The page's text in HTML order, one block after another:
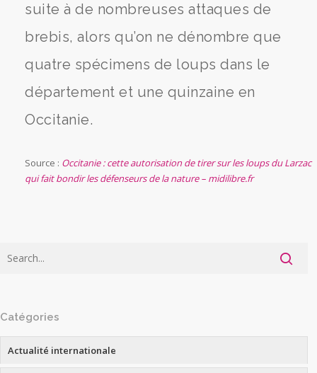
suite à de nombreuses attaques de
brebis, alors qu’on ne dénombre que
quatre spécimens de loups dans le
département et une quinzaine en
Occitanie.
Source : Occitanie : cette autorisation de tirer sur les loups du Larzac
qui fait bondir les défenseurs de la nature – midilibre.fr
Catégories
Actualité internationale